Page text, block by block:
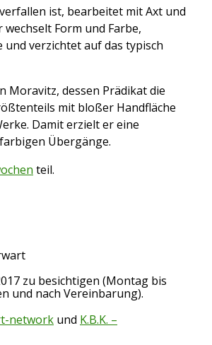
ist, bearbeitet mit Axt und
Form und Farbe,
verzichtet auf das typisch
Moravitz, dessen Prädikat die
mit bloßer Handfläche
Damit erzielt er eine
Übergänge.
teil.
zu besichtigen (Montag bis
und nach Vereinbarung).
network und K.B.K. –